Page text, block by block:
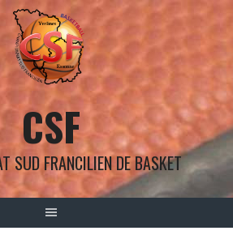
CSF
SUD FRANCILIEN DE BASKET